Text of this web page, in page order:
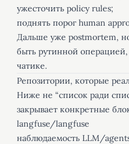
ужесточить policy rules;
поднять порог human
Дальше уже postmortem,
быть рутинной
чатике.
Репозитории, которые
Ниже не “список ради
закрывает конкретные
langfuse/langfuse
наблюдаемость LLM/